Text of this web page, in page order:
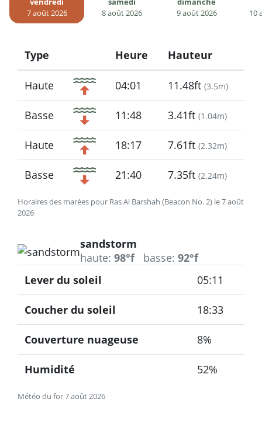
7 août 2026
8 août 2026
9 août 2026
10
Horaires des marées pour Ras Al Barshah (Beacon No. 2) le 7 août
2026
Type
Icon
Heure Hauteur
Haute 04:01 11.48ft (3.5m)
Basse 11:48 3.41ft (1.04m)
Haute 18:17 7.61ft (2.32m)
Basse 21:40 7.35ft (2.24m)
sandstorm
haute: 98°f basse: 92°f
Météo du for 7 août 2026
Lever du soleil 05:11
Coucher du soleil 18:33
Couverture nuageuse 8%
Humidité 52%